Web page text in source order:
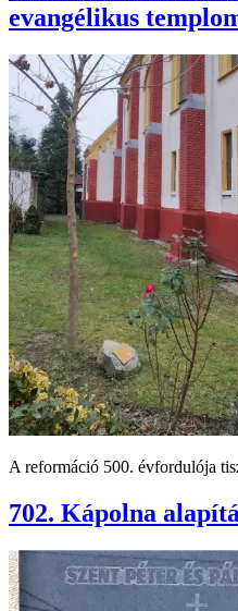
evangélikus
A reformáció 500. évfordulója
702. Kápolna